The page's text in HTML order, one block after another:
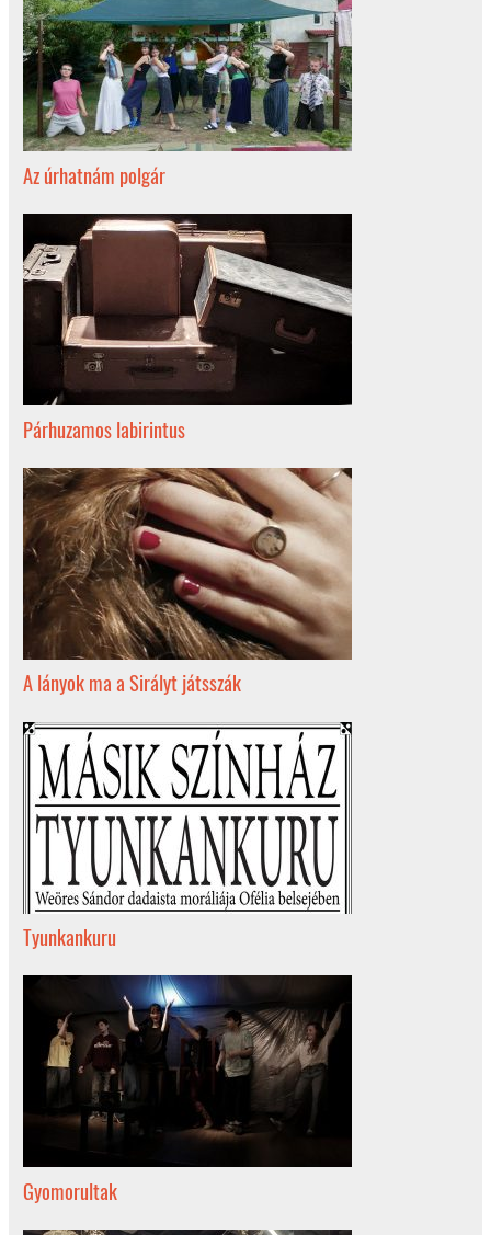
Az úrhatnám polgár
Párhuzamos labirintus
A lányok ma a Sirályt játsszák
Tyunkankuru
Gyomorultak